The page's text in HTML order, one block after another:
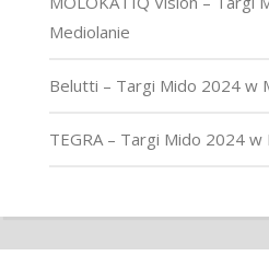
Mediolanie
Belutti – Targi Mido 2024 w
TEGRA – Targi Mido 2024 w